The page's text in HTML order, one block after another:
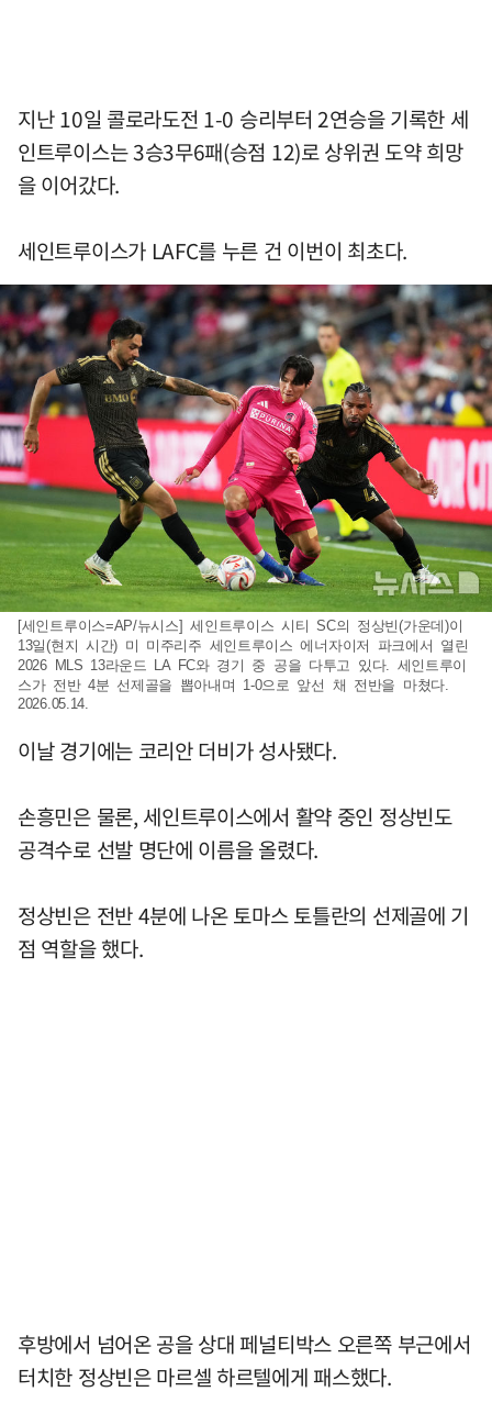
지난 10일 콜로라도전 1-0 승리부터 2연승을 기록한 세
인트루이스는 3승3무6패(승점 12)로 상위권 도약 희망
을 이어갔다.
세인트루이스가 LAFC를 누른 건 이번이 최초다.
[세인트루이스=AP/뉴시스] 세인트루이스 시티 SC의 정상빈(가운데)이
13일(현지 시간) 미 미주리주 세인트루이스 에너자이저 파크에서 열린
2026 MLS 13라운드 LA FC와 경기 중 공을 다투고 있다. 세인트루이
스가 전반 4분 선제골을 뽑아내며 1-0으로 앞선 채 전반을 마쳤다.
2026.05.14.
이날 경기에는 코리안 더비가 성사됐다.
손흥민은 물론, 세인트루이스에서 활약 중인 정상빈도
공격수로 선발 명단에 이름을 올렸다.
정상빈은 전반 4분에 나온 토마스 토틀란의 선제골에 기
점 역할을 했다.
후방에서 넘어온 공을 상대 페널티박스 오른쪽 부근에서
터치한 정상빈은 마르셀 하르텔에게 패스했다.